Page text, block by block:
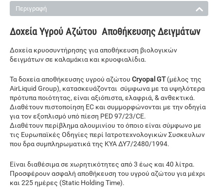
Περιγραφή
Δοχεία Yγρού Aζώτου Αποθήκευσης Δειγμάτων
Δοχεία κρυοσυντήρησης για αποθήκευση βιολογικών
δειγμάτων σε καλαμάκια και κρυοφιαλίδια.
Τα δοχεία αποθήκευσης υγρού αζώτου Cryopal GT(μέλος της
AirLiquid Group), κατασκευάζονται σύμφωνα με τα υψηλότερα
πρότυπα ποιότητας, είναι αξιόπιστα, ελαφριά, & ανθεκτικά.
Διαθέτουν πιστοποίηση EC και συμμορφώνονται με την οδηγία
για τον εξοπλισμό υπό πίεση PED 97/23/CE.
Διαθέτουν περίβλημα αλουμινίου το όποιο είναι σύμφωνο με
τις Ευρωπαϊκές Οδηγίες περί Ιατροτεχνολογικών Συσκευλων
που δρα συμπληρωματικά της ΚΥΑ ΔΥ7/2480/1994.
Είναι διαθέσιμα σε χωρητικότητες από 3 έως και 40 λίτρα.
Προσφέρουν ασφαλή αποθήκευση του υγρού αζώτου για μέχρι
και 225 ημέρες (Static Holding Time).